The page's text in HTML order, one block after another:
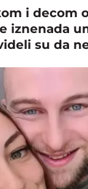
i decom
iznenada
su da